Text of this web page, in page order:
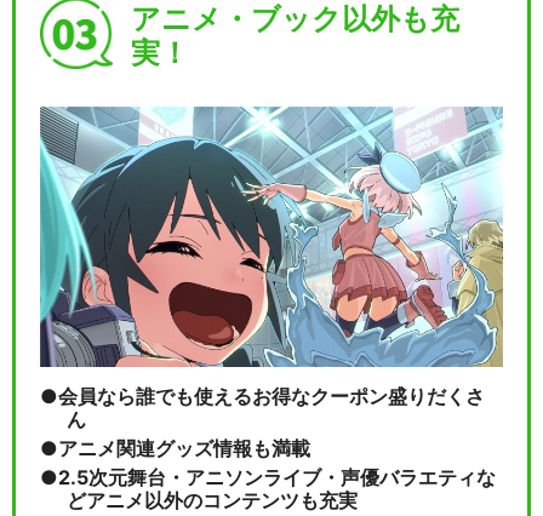
アニメ・ブック以外も充
実！
会員なら誰でも使えるお得なクーポン盛りだくさ
ん
アニメ関連グッズ情報も満載
2.5次元舞台・アニソンライブ・声優バラエティな
どアニメ以外のコンテンツも充実